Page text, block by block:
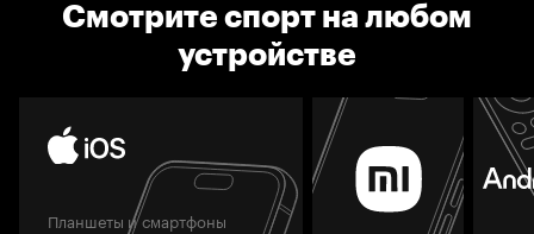
Смотрите спорт на любом
устройстве
Планшеты и смартфоны